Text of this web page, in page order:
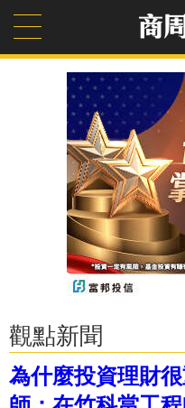
觀點新聞
為什麼投資理財